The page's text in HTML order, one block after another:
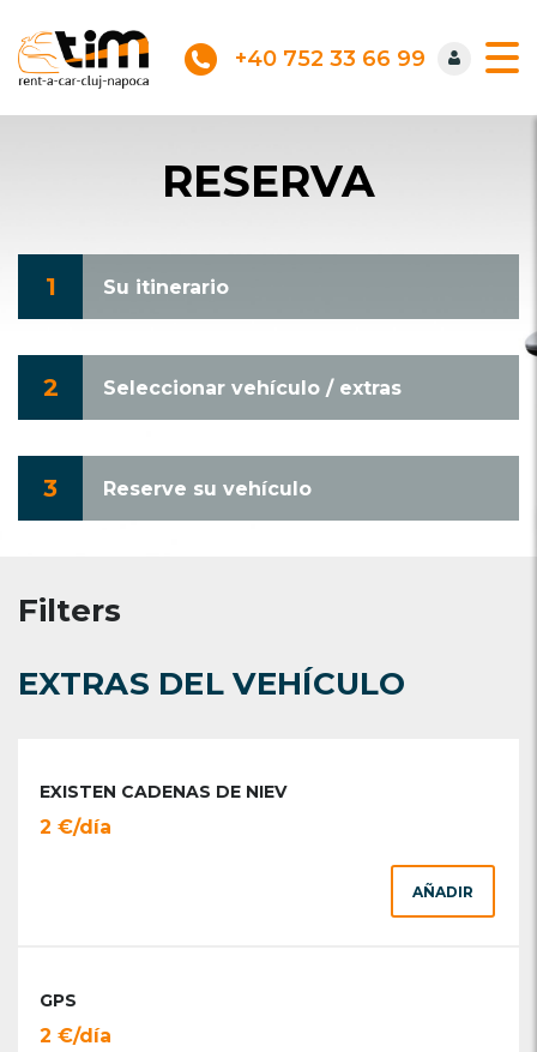
+40 752 33 66 99
RESERVA
1 Su itinerario
2 Seleccionar vehículo / extras
3 Reserve su vehículo
Filters
EXTRAS DEL VEHÍCULO
EXISTEN CADENAS DE NIEV
2 €/día
AÑADIR
GPS
2 €/día